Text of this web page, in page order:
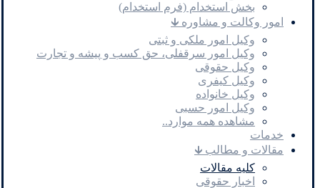
بخش استخدام (فرم استخدام)
امور وکالت و مشاوره 🡳
وکیل امور ملکی و ثبتی
وکیل امور سرقفلی، حق کسب و پیشه و تجارت
وکیل حقوقی
وکیل کیفری
وکیل خانواده
وکیل امور حسبی
مشاهده همه موارد..
خدمات
مقالات و مطالب 🡳
کلیه مقالات
اخبار حقوقی